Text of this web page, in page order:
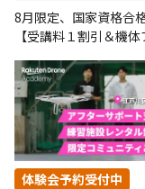
8月限定、国家資格合
【受講料１割引＆機体
体験会予約受付中